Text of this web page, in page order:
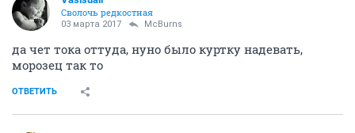
Сволочь редкостная
03 марта 2017 McBurns
да чет тока оттуда, нуно было куртку надевать,
морозец так то
ОТВЕТИТЬ